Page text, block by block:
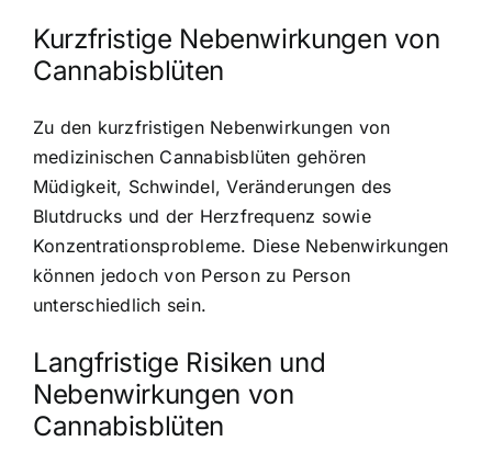
Kurzfristige Nebenwirkungen von
Cannabisblüten
Zu den kurzfristigen Nebenwirkungen von
medizinischen Cannabisblüten gehören
Müdigkeit, Schwindel, Veränderungen des
Blutdrucks und der Herzfrequenz sowie
Konzentrationsprobleme. Diese Nebenwirkungen
können jedoch von Person zu Person
unterschiedlich sein.
Langfristige Risiken und
Nebenwirkungen von
Cannabisblüten